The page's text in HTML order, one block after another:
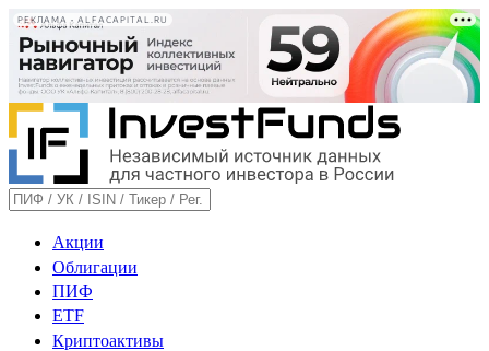
РЕКЛАМА • ALFACAPITAL.RU
Акции
Облигации
ПИФ
ETF
Криптоактивы